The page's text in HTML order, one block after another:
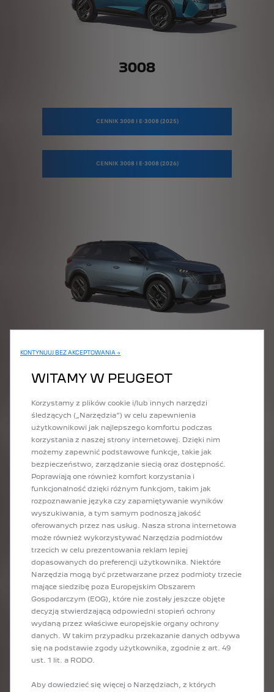
3008
CENNIK 3008 I E-3008 (2025)
CENNIK 3008 I E-3008 (2026)
5008
CENNIK E-5008 I 5008 (2025)
CENNIK E-5008 I 5008 (2026)
RIFTER
CENNIK RIFTER I E-RIFTER (2026)
KONTYNUUJ BEZ AKCEPTOWANIA →
WITAMY W PEUGEOT
Korzystamy z plików cookie i/lub innych narzędzi
śledzących („Narzędzia”) w celu zapewnienia
użytkownikowi jak najlepszego komfortu podczas
korzystania z naszej strony internetowej. Dzięki nim
możemy zapewnić podstawowe funkcje, takie jak
bezpieczeństwo, zarządzanie siecią oraz dostępność.
Poprawiają one również komfort korzystania i
funkcjonalność dzięki różnym funkcjom, takim jak
rozpoznawanie języka czy zapamiętywanie wyników
wyszukiwania, a tym samym podnoszą jakość
oferowanych przez nas usług. Nasza strona internetowa
może również wykorzystywać Narzędzia podmiotów
trzecich w celu prezentowania reklam lepiej
dopasowanych do preferencji użytkownika. Niektóre
Narzędzia mogą być przetwarzane przez podmioty trzecie
mające siedzibę poza Europejskim Obszarem
Gospodarczym (EOG), które nie zostały jeszcze objęte
decyzją stwierdzającą odpowiedni stopień ochrony
wydaną przez właściwe europejskie organy ochrony
danych. W takim przypadku przekazanie danych odbywa
się na podstawie zgody użytkownika, zgodnie z art. 49
ust. 1 lit. a RODO.
Aby dowiedzieć się więcej o Narzędziach, z których